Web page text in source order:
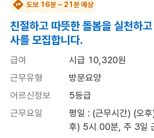
도보 16분 ~ 21분 예상
친절하고 따뜻한 돌봄을 실천하
사를 모집합니다.
급여
시급 10,320원
근무유형
방문요양
어르신정보
5등급
근무요일
평일 : (근무시간) (오
후) 5시 00분, 주 3일